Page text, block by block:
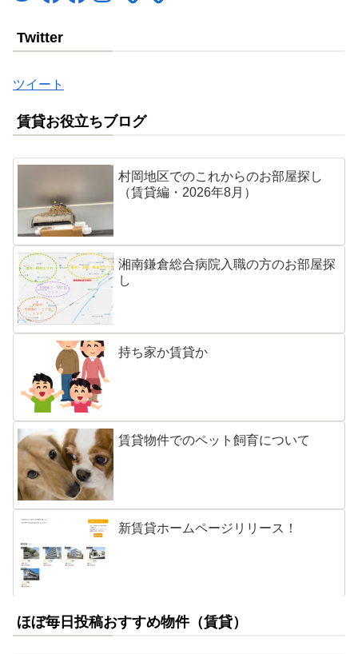
Twitter
ツイート
賃貸お役立ちブログ
村岡地区でのこれからのお部屋探し
（賃貸編・2026年8月）
湘南鎌倉総合病院入職の方のお部屋探
し
持ち家か賃貸か
賃貸物件でのペット飼育について
新賃貸ホームページリリース！
ほぼ毎日投稿おすすめ物件（賃貸）